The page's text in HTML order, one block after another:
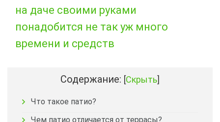
на даче своими руками
понадобится не так уж много
времени и средств
Содержание: [Скрыть]
Что такое патио?
Чем патио отличается от террасы?